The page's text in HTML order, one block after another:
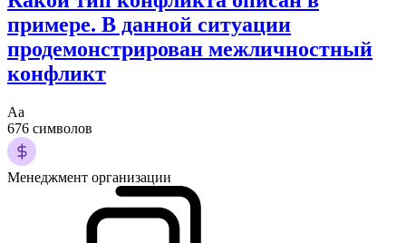
примере. В данной ситуации
продемонстрирован межличностный
конфликт
Аа
676 символов
Менеджмент организации